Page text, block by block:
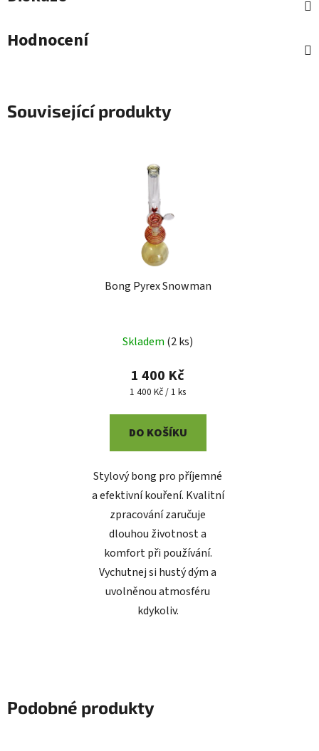
Hodnocení
Související produkty
Bong Pyrex Snowman
Skladem (2 ks)
1 400 Kč
Měrná
1 400 Kč / 1 ks
DO KOŠÍKU
Stylový bong pro příjemné
a efektivní kouření. Kvalitní
zpracování zaručuje
dlouhou životnost a
komfort při používání.
Vychutnej si hustý dým a
uvolněnou atmosféru
kdykoliv.
Podobné produkty